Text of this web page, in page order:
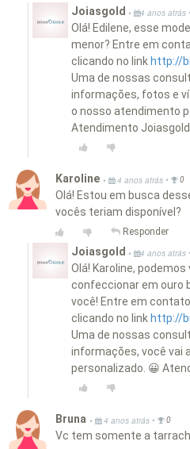
Joiasgold • 4 anos atrás •
Olá! Edilene, esse
menor? Entre em
clicando no link http://
Uma de nossas
informações, fotos e
o nosso atendimento
Atendimento Joiasgold
Karoline • 4 anos atrás • 0
Olá! Estou em busca
vocês teriam disponível?
Responder
Joiasgold • 4 anos atrás •
Olá! Karoline,
confeccionar em ouro
você! Entre em
clicando no link http://
Uma de nossas
informações, você vai
personalizado. 😀
Bruna • 4 anos atrás • 0
Vc tem somente a